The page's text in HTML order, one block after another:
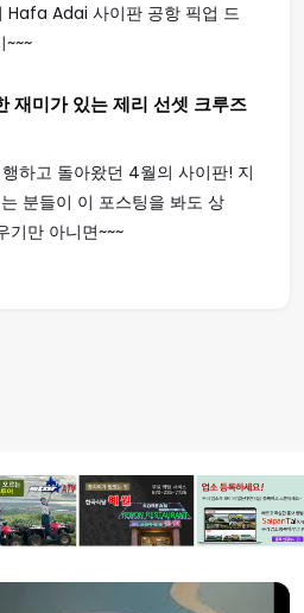
Hafa Adai 사이판 공항 픽업 드
재미가 있는 제리 선셋 크루즈
하고 돌아왔던 4월의 사이판! 지
분들이 이 포스팅을 봐도 상
기만 아니면~~~